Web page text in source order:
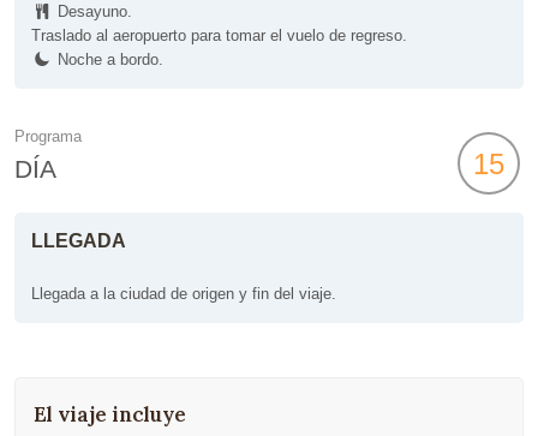
Desayuno.
Traslado al aeropuerto para tomar el vuelo de regreso.
Noche a bordo.
Programa
DÍA 15
LLEGADA
Llegada a la ciudad de origen y fin del viaje.
El viaje incluye